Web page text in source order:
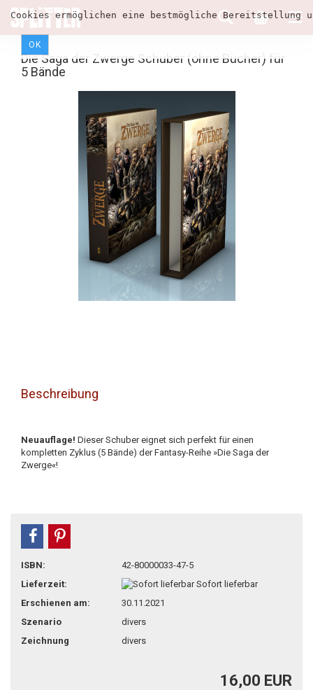
Cookies ermöglichen eine bestmögliche
OK
Die Saga der Zwerge Schuber (ohne Bücher) für
5 Bände
Beschreibung
Neuauflage! Dieser Schuber eignet sich perfekt für einen
kompletten Zyklus (5 Bände) der Fantasy-Reihe »Die Saga der
Zwerge«!
teilen
ISBN:
42-80000033-47-5
Lieferzeit:
Sofort lieferbar
Erschienen am:
30.11.2021
Szenario
divers
Zeichnung
divers
16,00 EUR